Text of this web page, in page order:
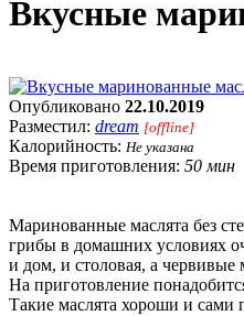
Вкусные
Опубликовано 22.10.2019
Разместил: dream [offline]
Калорийность: Не указана
Время приготовления: 50 мин
Маринованные маслята без
грибы в домашних условиях
и дом, и столовая, а червивые
На приготовление
Такие маслята хороши и сами